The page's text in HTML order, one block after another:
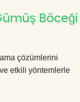
Böceği
çözümlerini
etkili yöntemlerle